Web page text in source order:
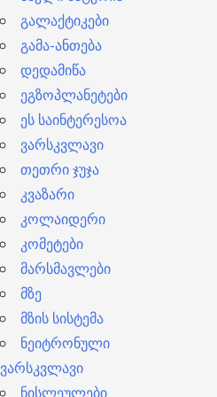
გალაქტიკები
გამა-ანთება
დედამიწა
ეგზოპლანეტები
ეს საინტერესოა
ვარსკვლავი
თეთრი ჯუჯა
კვაზარი
კოლაიდერი
კომეტები
მარსმავლები
მზე
მზის სისტემა
ნეიტრონული
ვარსკვლავი
ნისლეულები